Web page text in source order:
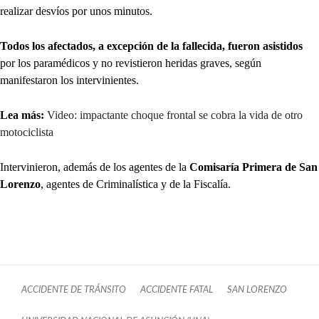
realizar desvíos por unos minutos.
Todos los afectados, a excepción de la fallecida, fueron asistidos
por los paramédicos y no revistieron heridas graves, según
manifestaron los intervinientes.
Lea más: Video: impactante choque frontal se cobra la vida de otro
motociclista
Intervinieron, además de los agentes de la Comisaría Primera de San
Lorenzo, agentes de Criminalística y de la Fiscalía.
ACCIDENTE DE TRÁNSITO ACCIDENTE FATAL SAN LORENZO